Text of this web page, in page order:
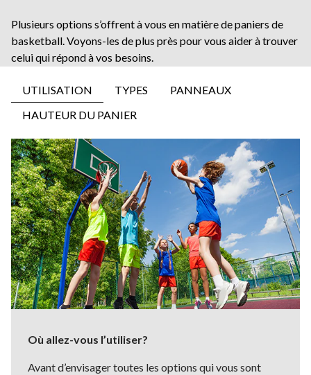
Plusieurs options s’offrent à vous en matière de paniers de
basketball. Voyons-les de plus près pour vous aider à trouver
celui qui répond à vos besoins.
UTILISATION TYPES
PANNEAUX
HAUTEUR DU PANIER
Où allez-vous l’utiliser?
Avant d’envisager toutes les options qui vous sont